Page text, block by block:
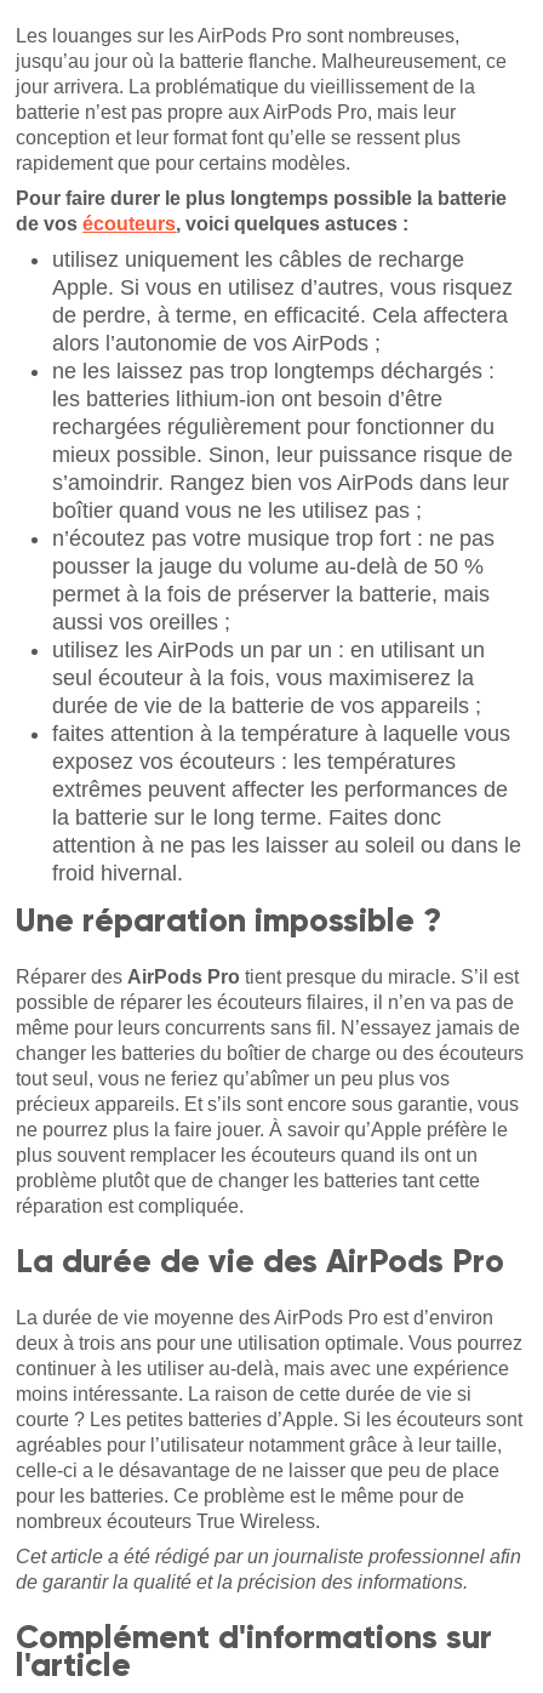
Les louanges sur les AirPods Pro sont nombreuses,
jusqu’au jour où la batterie flanche. Malheureusement, ce
jour arrivera. La problématique du vieillissement de la
batterie n’est pas propre aux AirPods Pro, mais leur
conception et leur format font qu’elle se ressent plus
rapidement que pour certains modèles.
Pour faire durer le plus longtemps possible la batterie
de vosécouteurs, voici quelques astuces :
utilisez uniquement les câbles de recharge
Apple. Si vous en utilisez d’autres, vous risquez
de perdre, à terme, en efficacité. Cela affectera
alors l’autonomie de vos AirPods ;
ne les laissez pas trop longtemps déchargés :
les batteries lithium-ion ont besoin d’être
rechargées régulièrement pour fonctionner du
mieux possible. Sinon, leur puissance risque de
s’amoindrir. Rangez bien vos AirPods dans leur
boîtier quand vous ne les utilisez pas ;
n’écoutez pas votre musique trop fort : ne pas
pousser la jauge du volume au-delà de 50 %
permet à la fois de préserver la batterie, mais
aussi vos oreilles ;
utilisez les AirPods un par un : en utilisant un
seul écouteur à la fois, vous maximiserez la
durée de vie de la batterie de vos appareils ;
faites attention à la température à laquelle vous
exposez vos écouteurs : les températures
extrêmes peuvent affecter les performances de
la batterie sur le long terme. Faites donc
attention à ne pas les laisser au soleil ou dans le
froid hivernal.
Une réparation impossible ?
Réparer des AirPods Pro tient presque du miracle. S’il est
possible de réparer les écouteurs filaires, il n’en va pas de
même pour leurs concurrents sans fil. N’essayez jamais de
changer les batteries du boîtier de charge ou des écouteurs
tout seul, vous ne feriez qu’abîmer un peu plus vos
précieux appareils. Et s’ils sont encore sous garantie, vous
ne pourrez plus la faire jouer. À savoir qu’Apple préfère le
plus souvent remplacer les écouteurs quand ils ont un
problème plutôt que de changer les batteries tant cette
réparation est compliquée.
La durée de vie des AirPods Pro
La durée de vie moyenne des AirPods Pro est d’environ
deux à trois ans pour une utilisation optimale. Vous pourrez
continuer à les utiliser au-delà, mais avec une expérience
moins intéressante. La raison de cette durée de vie si
courte ? Les petites batteries d’Apple. Si les écouteurs sont
agréables pour l’utilisateur notamment grâce à leur taille,
celle-ci a le désavantage de ne laisser que peu de place
pour les batteries. Ce problème est le même pour de
nombreux écouteurs True Wireless.
Cet article a été rédigé par un journaliste professionnel afin
de garantir la qualité et la précision des informations.
Complément d'informations sur
l'article